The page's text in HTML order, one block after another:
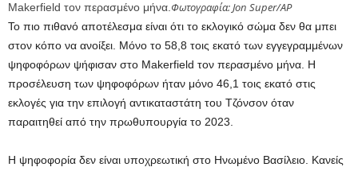
Makerfield τον περασμένο μήνα. Φωτογραφία: Jon Super/AP
Το πιο πιθανό αποτέλεσμα είναι ότι το εκλογικό σώμα δεν θα μπει
στον κόπο να ανοίξει. Μόνο το 58,8 τοις εκατό των εγγεγραμμένων
ψηφοφόρων ψήφισαν στο Makerfield τον περασμένο μήνα. Η
προσέλευση των ψηφοφόρων ήταν μόνο 46,1 τοις εκατό στις
εκλογές για την επιλογή αντικαταστάτη του Τζόνσον όταν
παραιτηθεί από την πρωθυπουργία το 2023.
Η ψηφοφορία δεν είναι υποχρεωτική στο Ηνωμένο Βασίλειο. Κανείς